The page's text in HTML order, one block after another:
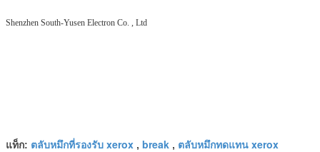
Shenzhen South-Yusen Electron Co. , Ltd
แท็ก: ตลับหมึกที่รองรับ xerox , break , ตลับหมึกทดแทน xerox